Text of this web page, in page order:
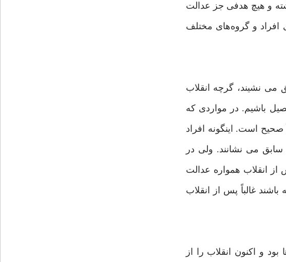
و هیچ هدفی جز عدالت
افراد و گروه‌های مختلف
می نشیند، گرچه انقلاب
باشیم. در مواردی که
است. اینگونه افراد
سابق می نشانند. ولی در
از انقلاب همواره عدالت
غالباً پس از انقلاب
و اکنون انقلاب را از